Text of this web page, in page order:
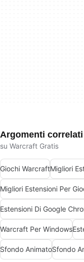
Argomenti correlati
su Warcraft Gratis
Giochi WarcraftMigliori
Migliori Estensioni Per
Estensioni Di Google
Warcraft Per Windows
Sfondo AnimatoSfondo